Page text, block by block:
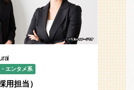
織担当 2名
1名
様 ※一部オペレーション業
ます
カジュアル面談（面接は現
）
ング力強化（採用広報企画
エンタメ系
用担当）